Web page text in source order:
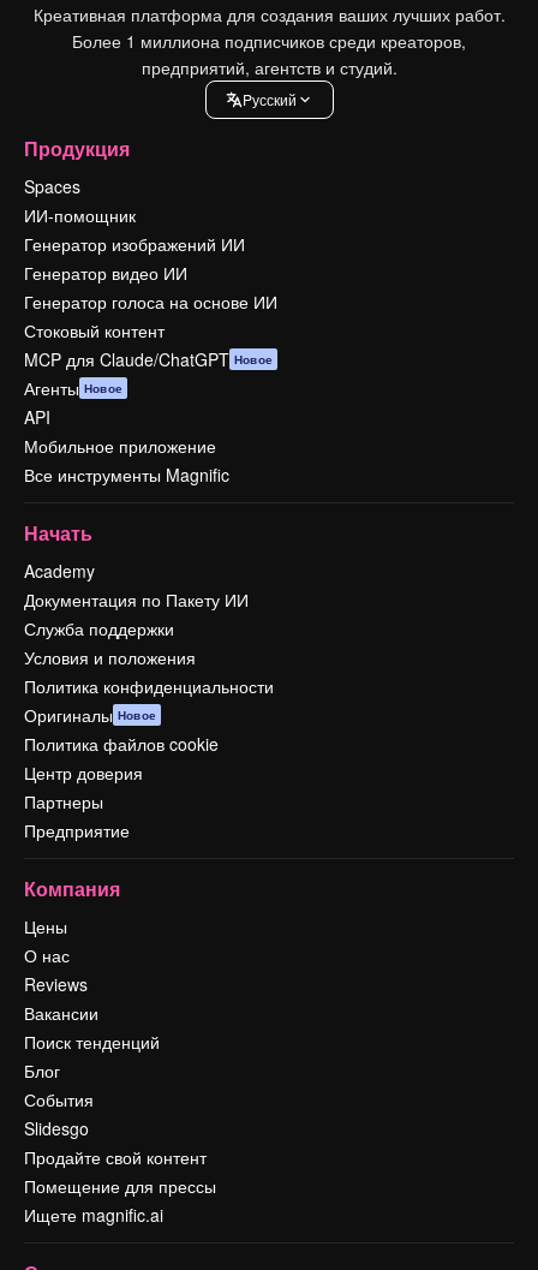
Креативная платформа для создания ваших лучших работ.
Более 1 миллиона подписчиков среди креаторов,
предприятий, агентств и студий.
Pусский
Продукция
Spaces
ИИ-помощник
Генератор изображений ИИ
Генератор видео ИИ
Генератор голоса на основе ИИ
Стоковый контент
MCP для Claude/ChatGPT Новое
Агенты Новое
API
Мобильное приложение
Все инструменты Magnific
Начать
Academy
Документация по Пакету ИИ
Служба поддержки
Условия и положения
Политика конфиденциальности
Оригиналы Новое
Политика файлов cookie
Центр доверия
Партнеры
Предприятие
Компания
Цены
О нас
Reviews
Вакансии
Поиск тенденций
Блог
События
Slidesgo
Продайте свой контент
Помещение для прессы
Ищете magnific.ai